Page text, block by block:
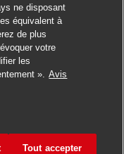
ne disposant
équivalent à
de plus
votre
les
». Avis
Tout accepter